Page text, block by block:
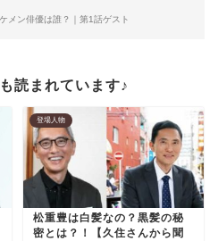
メン俳優は誰？｜第1話ゲスト
読まれています♪
登場人物
松重豊は白髪なの？黒髪の秘
密とは？！【久住さんから聞